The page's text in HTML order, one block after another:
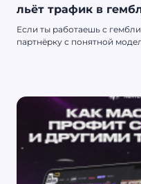
льёт трафик в
Если ты работаешь с
партнёрку с понятной